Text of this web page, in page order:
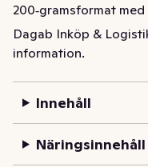
200‑gramsformat
praktiskt val för
Dagab Inköp &
information.
Innehåll
Näringsinnehåll